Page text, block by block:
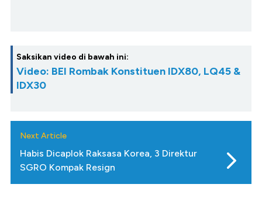
Saksikan video di bawah ini:
Video: BEI Rombak Konstituen IDX80, LQ45 &
IDX30
Next Article
Habis Dicaplok Raksasa Korea, 3 Direktur
SGRO Kompak Resign